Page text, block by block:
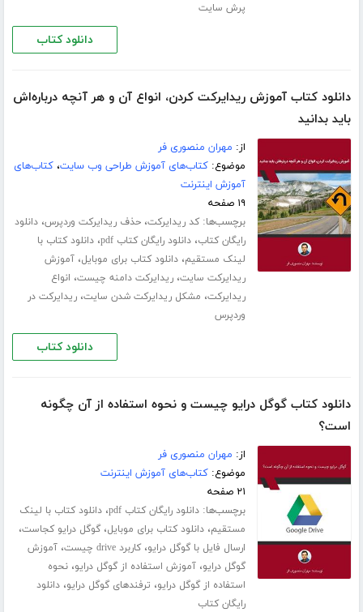
پرش سایت
دانلود کتاب
دانلود کتاب آموزش ریدایرکت کردن، انواع آن و هر آنچه درباره‌اش
باید بدانید
از: مهران منصوری فر
موضوع:کتاب‌های آموزش طراحی وب سایت،کتاب‌های
آموزش اینترنت
۱۹ صفحه
برچسب‌ها:کد ریدایرکت،حذف ریدایرکت وردپرس،دانلود
رایگان کتاب،دانلود رایگان کتاب pdf ،دانلود کتاب با
لینک مستقیم،دانلود کتاب برای موبایل،آموزش
ریدایرکت سایت،ریدایرکت دامنه چیست، انواع
ریدایرکت، مشکل ریدایرکت شدن سایت،ریدایرکت در
وردپرس
دانلود کتاب
دانلود کتاب گوگل درایو چیست و نحوه استفاده از آن چگونه
است؟
از: مهران منصوری فر
موضوع:کتاب‌های آموزش اینترنت
۲۱ صفحه
برچسب‌ها:دانلود رایگان کتاب pdf ،دانلود کتاب با لینک
مستقیم،دانلود کتاب برای موبایل،گوگل درایو کجاست،
ارسال فایل با گوگل درایو،کاربرد drive چیست ،آموزش
گوگل درایو،آموزش استفاده از گوگل درایو،نحوه
استفاده از گوگل درایو، ترفندهای گوگل درایو،دانلود
رایگان کتاب